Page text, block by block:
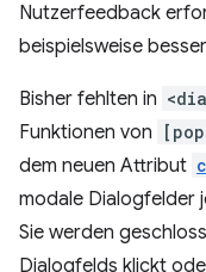
Nutzerfeedback
beispielsweise
Bisher fehlten in
Funktionen von
dem neuen Attribut
modale Dialogfelder
Sie werden
Dialogfelds klickt